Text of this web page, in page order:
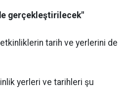
gerçekleştirilecek"
tarih ve yerlerini de
yerleri ve tarihleri şu